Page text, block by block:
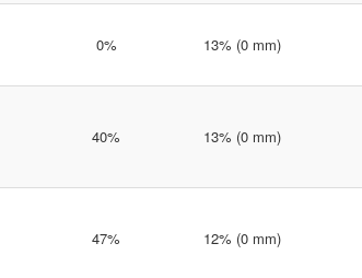
0% 13% (0 mm)
40% 13% (0 mm)
47% 12% (0 mm)